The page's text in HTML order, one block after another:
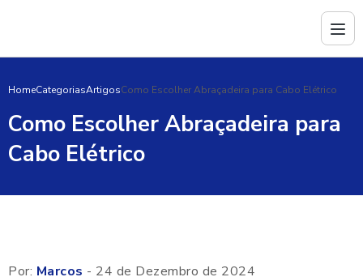
HomeCategoriasArtigosComo Escolher Abraçadeira para Cabo Elétrico
Como Escolher Abraçadeira para
Cabo Elétrico
Por: Marcos - 24 de Dezembro de 2024